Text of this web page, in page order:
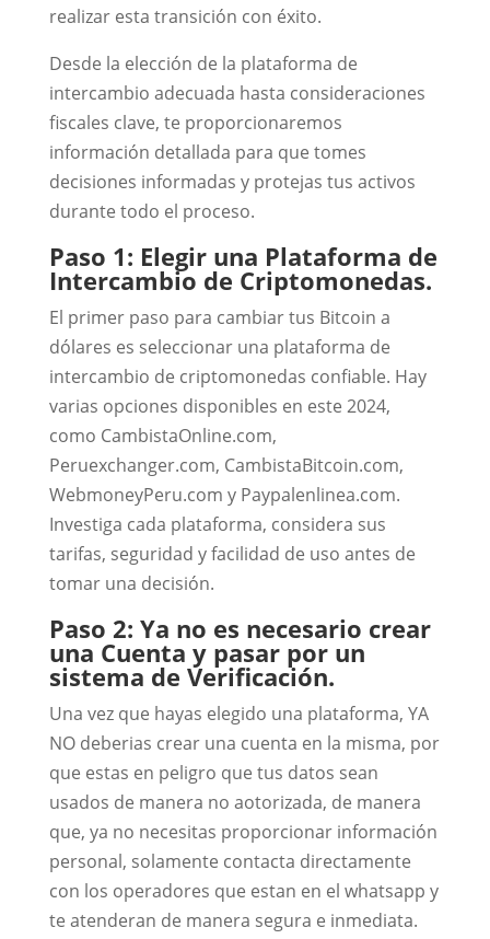
realizar esta transición con éxito.
Desde la elección de la plataforma de
intercambio adecuada hasta consideraciones
fiscales clave, te proporcionaremos
información detallada para que tomes
decisiones informadas y protejas tus activos
durante todo el proceso.
Paso 1: Elegir una Plataforma de
Intercambio de Criptomonedas.
El primer paso para cambiar tus Bitcoin a
dólares es seleccionar una plataforma de
intercambio de criptomonedas confiable. Hay
varias opciones disponibles en este 2024,
como CambistaOnline.com,
Peruexchanger.com, CambistaBitcoin.com,
WebmoneyPeru.com y Paypalenlinea.com.
Investiga cada plataforma, considera sus
tarifas, seguridad y facilidad de uso antes de
tomar una decisión.
Paso 2: Ya no es necesario crear
una Cuenta y pasar por un
sistema de Verificación.
Una vez que hayas elegido una plataforma, YA
NO deberias crear una cuenta en la misma, por
que estas en peligro que tus datos sean
usados de manera no aotorizada, de manera
que, ya no necesitas proporcionar información
personal, solamente contacta directamente
con los operadores que estan en el whatsapp y
te atenderan de manera segura e inmediata.